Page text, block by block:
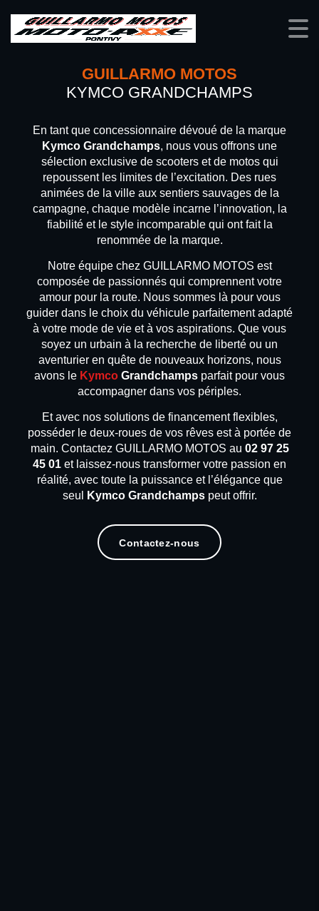
GUILLARMO MOTOS
KYMCO GRANDCHAMPS
En tant que concessionnaire dévoué de la marque
Kymco Grandchamps, nous vous offrons une
sélection exclusive de scooters et de motos qui
repoussent les limites de l’excitation. Des rues
animées de la ville aux sentiers sauvages de la
campagne, chaque modèle incarne l’innovation, la
fiabilité et le style incomparable qui ont fait la
renommée de la marque.
Notre équipe chez GUILLARMO MOTOS est
composée de passionnés qui comprennent votre
amour pour la route. Nous sommes là pour vous
guider dans le choix du véhicule parfaitement adapté
à votre mode de vie et à vos aspirations. Que vous
soyez un urbain à la recherche de liberté ou un
aventurier en quête de nouveaux horizons, nous
avons le Kymco Grandchamps parfait pour vous
accompagner dans vos périples.
Et avec nos solutions de financement flexibles,
posséder le deux-roues de vos rêves est à portée de
main. Contactez GUILLARMO MOTOS au 02 97 25
45 01 et laissez-nous transformer votre passion en
réalité, avec toute la puissance et l’élégance que
seul
Kymco Grandchamps peut offrir.
Contactez-nous